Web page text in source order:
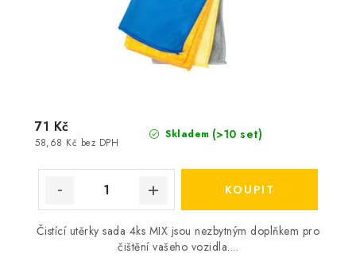
Skladem (>10 set)
58,68 Kč bez DPH
71 Kč
Čistící utěrky sada 4ks MIX jsou nezbytným doplňkem pro
čištění vašeho vozidla....